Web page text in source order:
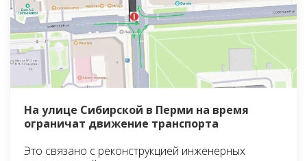
На улице Сибирской в Перми на время
ограничат движение транспорта
Это связано с реконструкцией инженерных